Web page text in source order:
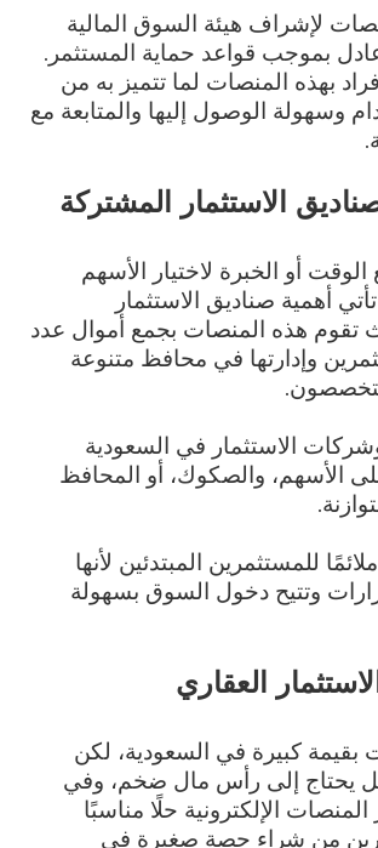
لإشراف هيئة السوق المالية
بموجب قواعد حماية المستثمر.
بهذه المنصات لما تتميز به من
وسهولة الوصول إليها والمتابعة مع
الوقت أو الخبرة لاختيار الأسهم
أهمية صناديق الاستثمار
تقوم هذه المنصات بجمع أموال عدد
وإدارتها في محافظ متنوعة
الاستثمار في السعودية
الأسهم، والصكوك، أو المحافظ
للمستثمرين المبتدئين لأنها
وتتيح دخول السوق بسهولة
بقيمة كبيرة في السعودية، لكن
يحتاج إلى رأس مال ضخم، وفي
الإلكترونية حلًا مناسبًا
من شراء حصة صغيرة في